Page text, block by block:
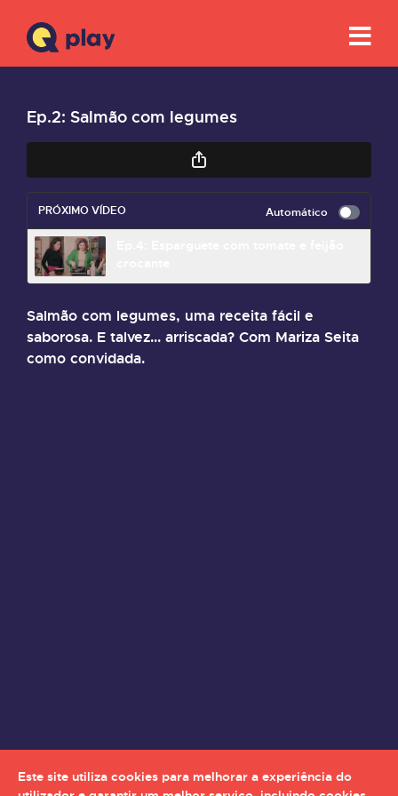
Ep.2: Salmão com legumes
PRÓXIMO VÍDEO Automático
Salmão com legumes, uma receita fácil e
saborosa. E talvez... arriscada? Com Mariza Seita
como convidada.
Este site utiliza cookies para melhorar a experiência do